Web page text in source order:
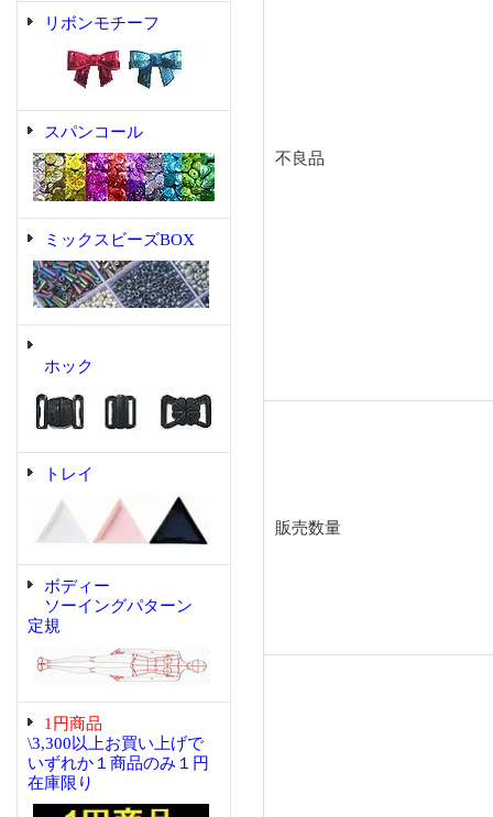
リボンモチーフ
スパンコール
ミックスビーズBOX
ホック
トレイ
ボディー
ソーイングパターン
定規
1円商品
\3,300以上お買い上げで
いずれか１商品のみ１円
在庫限り
不良品
販売数量